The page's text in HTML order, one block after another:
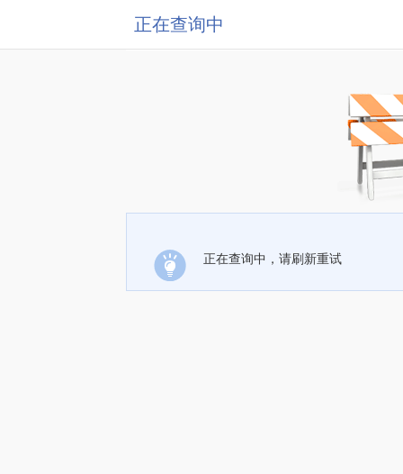
正在查询中
正在查询中，请刷新重试